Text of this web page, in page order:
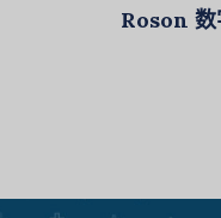
Roson 数